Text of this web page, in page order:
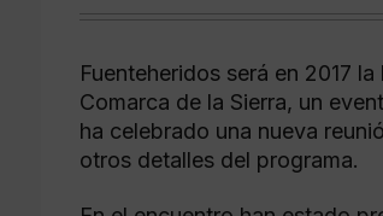
Fuenteheridos será en 2017
Comarca de la Sierra, un
ha celebrado una nueva
otros detalles del programa.